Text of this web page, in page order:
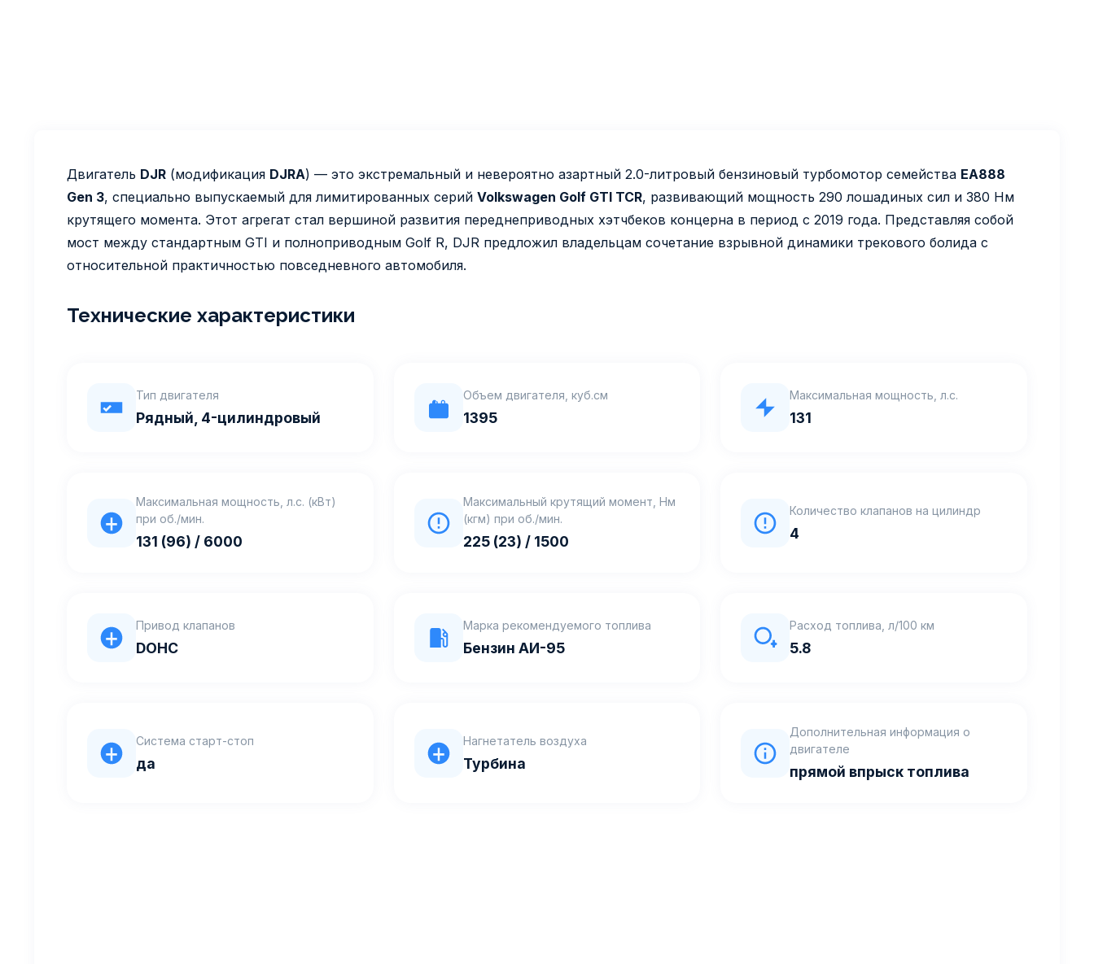
Двигатель DJR (модификация DJRA) — это экстремальный и невероятно азартный 2.0-литровый бензиновый турбомотор семейства EA888
Gen 3, специально выпускаемый для лимитированных серий Volkswagen Golf GTI TCR, развивающий мощность 290 лошадиных сил и 380 Нм
крутящего момента. Этот агрегат стал вершиной развития переднеприводных хэтчбеков концерна в период с 2019 года. Представляя собой
мост между стандартным GTI и полноприводным Golf R, DJR предложил владельцам сочетание взрывной динамики трекового болида с
относительной практичностью повседневного автомобиля.
Технические характеристики
Тип двигателя
Рядный, 4-цилиндровый
Объем двигателя, куб.см
1395
Максимальная мощность, л.с.
131
Максимальная мощность, л.с. (кВт)
при об./мин.
131 (96) / 6000
Максимальный крутящий момент, Нм
(кгм) при об./мин.
225 (23) / 1500
Количество клапанов на цилиндр
4
Привод клапанов
DOHC
Марка рекомендуемого топлива
Бензин АИ-95
Расход топлива, л/100 км
5.8
Система старт-стоп
да
Нагнетатель воздуха
Турбина
Дополнительная информация о
двигателе
прямой впрыск топлива